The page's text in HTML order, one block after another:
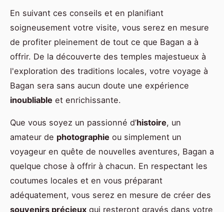
En suivant ces conseils et en planifiant
soigneusement votre visite, vous serez en mesure
de profiter pleinement de tout ce que Bagan a à
offrir. De la découverte des temples majestueux à
l'exploration des traditions locales, votre voyage à
Bagan sera sans aucun doute une expérience
inoubliable et enrichissante.
Que vous soyez un passionné d’histoire, un
amateur de photographie ou simplement un
voyageur en quête de nouvelles aventures, Bagan a
quelque chose à offrir à chacun. En respectant les
coutumes locales et en vous préparant
adéquatement, vous serez en mesure de créer des
souvenirs précieux qui resteront gravés dans votre